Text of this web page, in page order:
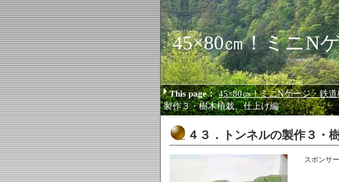
45×80㎝！ミニN
This page： 45×80㎝！ミニNゲージ・鉄
製作３・樹木植栽、仕上げ編
４３．トンネルの製作３・
スポンサ